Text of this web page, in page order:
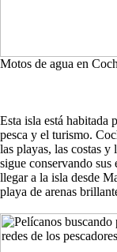
Motos de agua en
Esta isla está habitada
pesca y el turismo.
las playas, las costas
sigue conservando sus
llegar a la isla desde
playa de arenas